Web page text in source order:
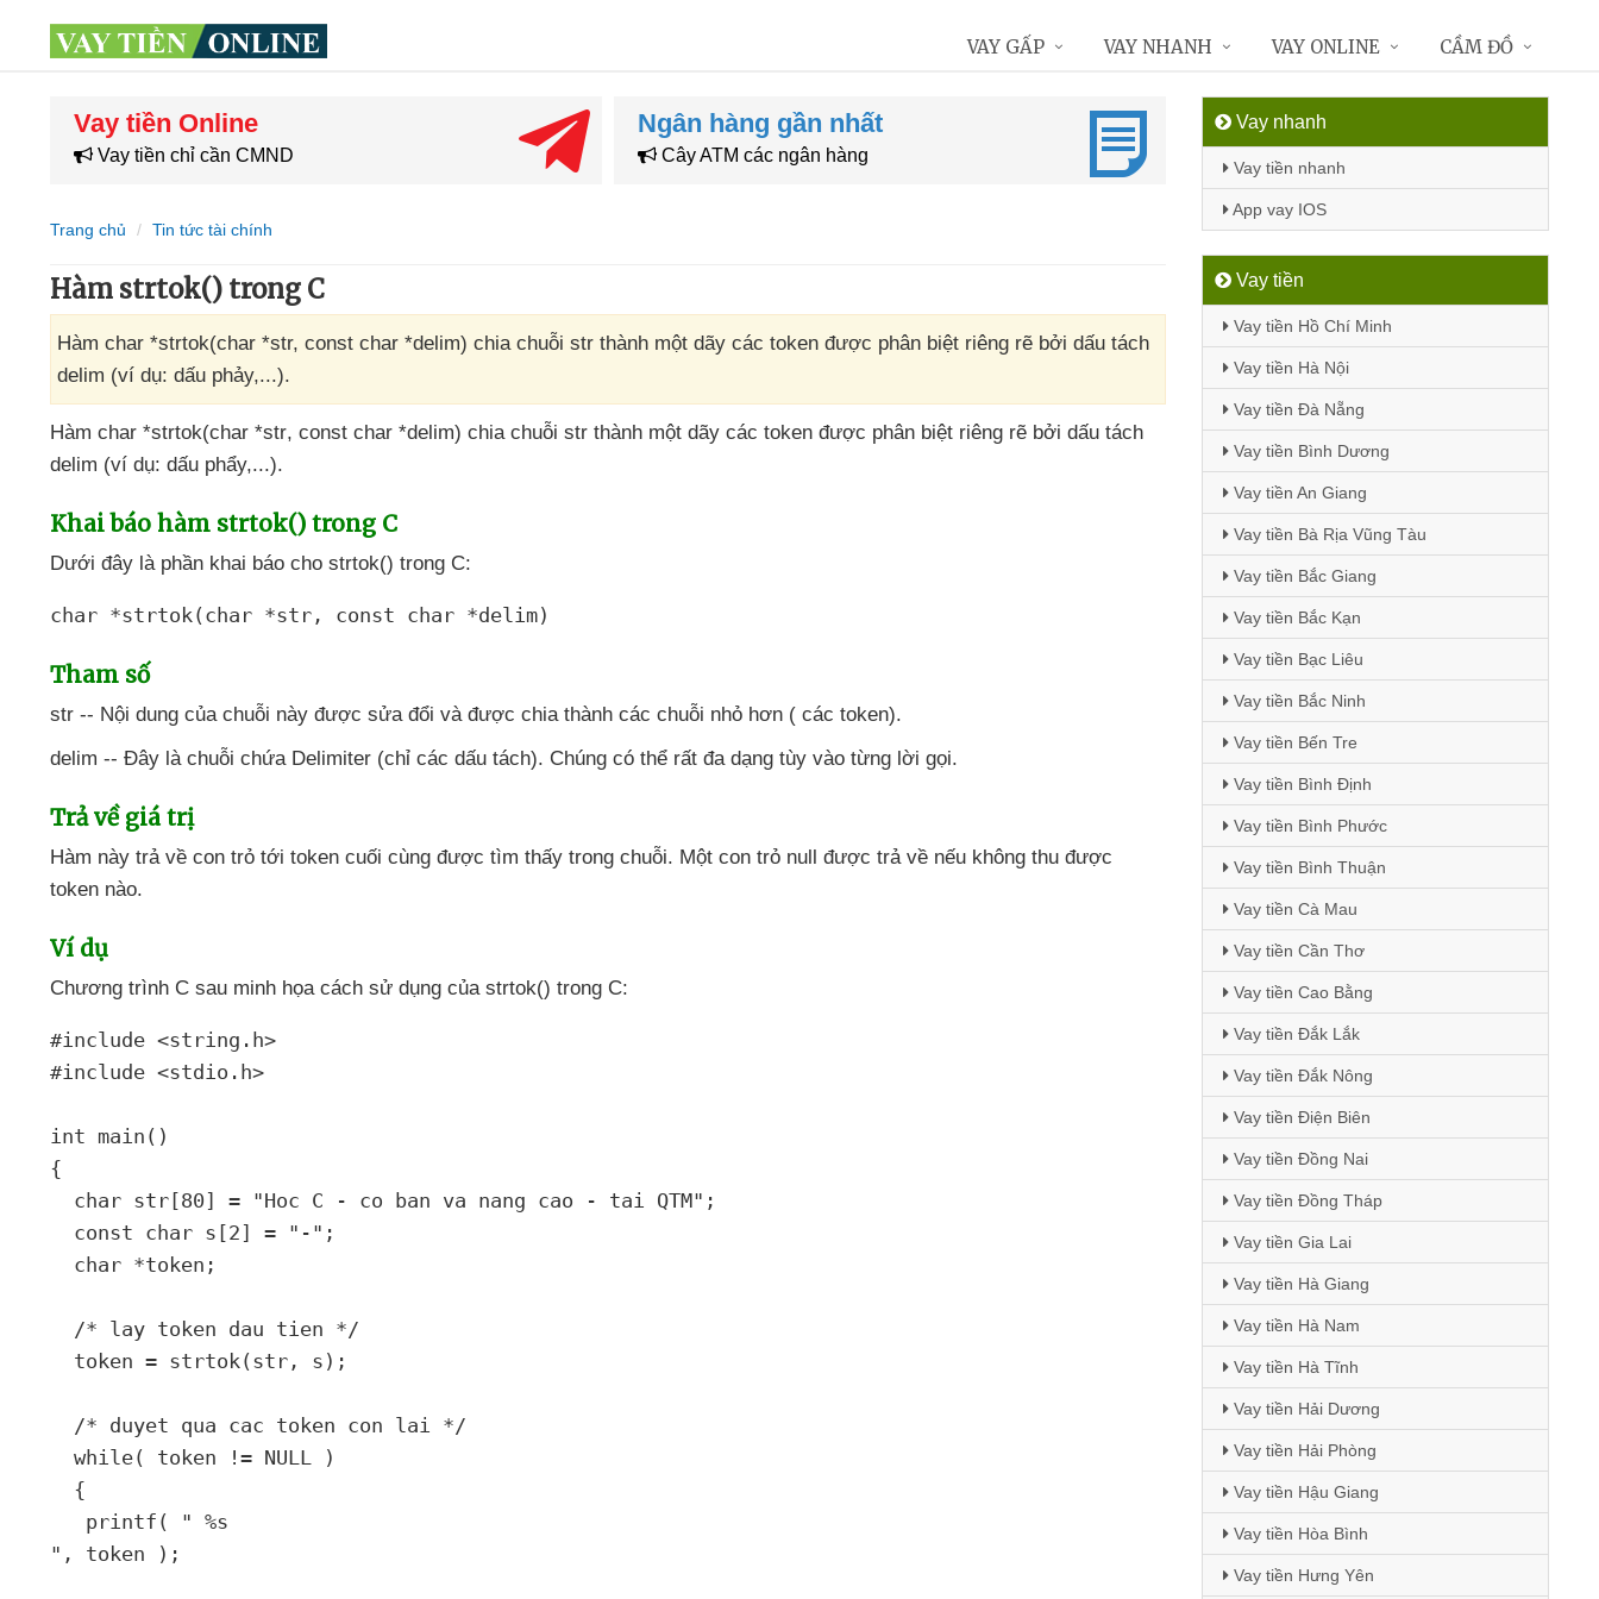
Vay tiền Online
Vay tiền chỉ cần CMND
Ngân hàng gần nhất
Cây ATM các ngân hàng
Trang chủ Tin tức tài chính
Hàm strtok() trong C
Hàm char *strtok(char *str, const char *delim) chia chuỗi str thành một dãy các token được phân biệt riêng rẽ bởi dấu tách
delim (ví dụ: dấu phảy,...).
Hàm char *strtok(char *str, const char *delim) chia chuỗi str thành một dãy các token được phân biệt riêng rẽ bởi dấu tách
delim (ví dụ: dấu phẩy,...).
Khai báo hàm strtok() trong C
Dưới đây là phần khai báo cho strtok() trong C:
char *strtok( char *str , const char *delim)
Tham số
str -- Nội dung của chuỗi này được sửa đổi và được chia thành các chuỗi nhỏ hơn ( các token).
delim -- Đây là chuỗi chứa Delimiter (chỉ các dấu tách). Chúng có thể rất đa dạng tùy vào từng lời gọi.
Trả về giá trị
Hàm này trả về con trỏ tới token cuối cùng được tìm thấy trong chuỗi. Một con trỏ null được trả về nếu không thu được
token nào.
Ví dụ
Chương trình C sau minh họa cách sử dụng của strtok() trong C:
#include <string.h>
#include <stdio.h>
int main ()
{
char str [80] = "Hoc C - co ban va nang cao - tai QTM" ;
const char s [2] = "-" ;
char *token ;
/* lay token dau tien */
  token
= strtok( str , s );
/* duyet qua cac token con lai */
while( token != NULL
)
{
   printf
(
" %s
" , token );
Vay nhanh
Vay tiền nhanh
App vay IOS
Vay tiền
Vay tiền Hồ Chí Minh
Vay tiền Hà Nội
Vay tiền Đà Nẵng
Vay tiền Bình Dương
Vay tiền An Giang
Vay tiền Bà Rịa Vũng Tàu
Vay tiền Bắc Giang
Vay tiền Bắc Kạn
Vay tiền Bạc Liêu
Vay tiền Bắc Ninh
Vay tiền Bến Tre
Vay tiền Bình Định
Vay tiền Bình Phước
Vay tiền Bình Thuận
Vay tiền Cà Mau
Vay tiền Cần Thơ
Vay tiền Cao Bằng
Vay tiền Đắk Lắk
Vay tiền Đắk Nông
Vay tiền Điện Biên
Vay tiền Đồng Nai
Vay tiền Đồng Tháp
Vay tiền Gia Lai
Vay tiền Hà Giang
Vay tiền Hà Nam
Vay tiền Hà Tĩnh
Vay tiền Hải Dương
Vay tiền Hải Phòng
Vay tiền Hậu Giang
Vay tiền Hòa Bình
Vay tiền Hưng Yên
VAY GẤP VAY NHANH VAY ONLINE CẦM ĐỒ